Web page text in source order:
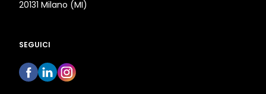
20131 Milano (MI)
SEGUICI